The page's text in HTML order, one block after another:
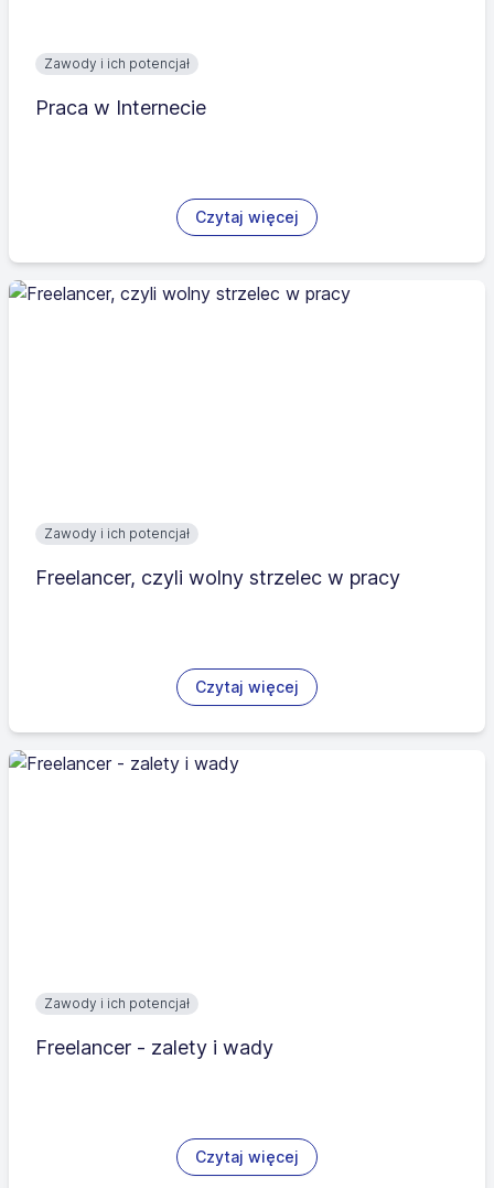
Zawody i ich potencjał
Praca w Internecie
Czytaj więcej
Zawody i ich potencjał
Freelancer, czyli wolny strzelec w pracy
Czytaj więcej
Zawody i ich potencjał
Freelancer - zalety i wady
Czytaj więcej